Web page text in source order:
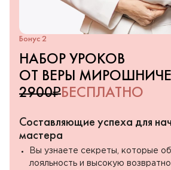
Бонус 2
НАБОР УРОКОВ
ОТ ВЕРЫ
2900₽БЕСПЛАТНО
Составляющие успеха для
мастера
Вы узнаете секреты, которые
лояльность и высокую